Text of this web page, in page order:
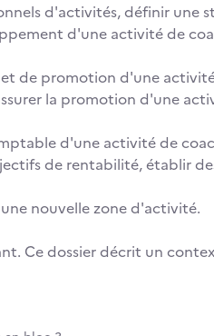
d'activités, définir une
d'une activité de
de promotion d'une
la promotion d'une
d'une activité de
de rentabilité, établir
nouvelle zone d'activité.
Ce dossier décrit un